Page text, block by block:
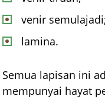
venir
lamina.
Semua lapisan ini
mempunyai hayat